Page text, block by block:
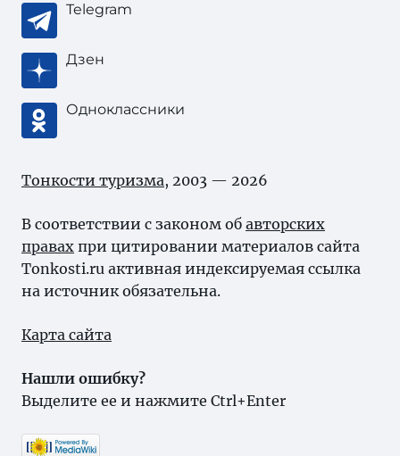
Telegram
Дзен
Одноклассники
Тонкости туризма, 2003 — 2026
В соответствии с законом об авторских
правах при цитировании материалов сайта
Tonkosti.ru активная индексируемая ссылка
на источник обязательна.
Карта сайта
Нашли ошибку?
Выделите ее и нажмите Ctrl+Enter